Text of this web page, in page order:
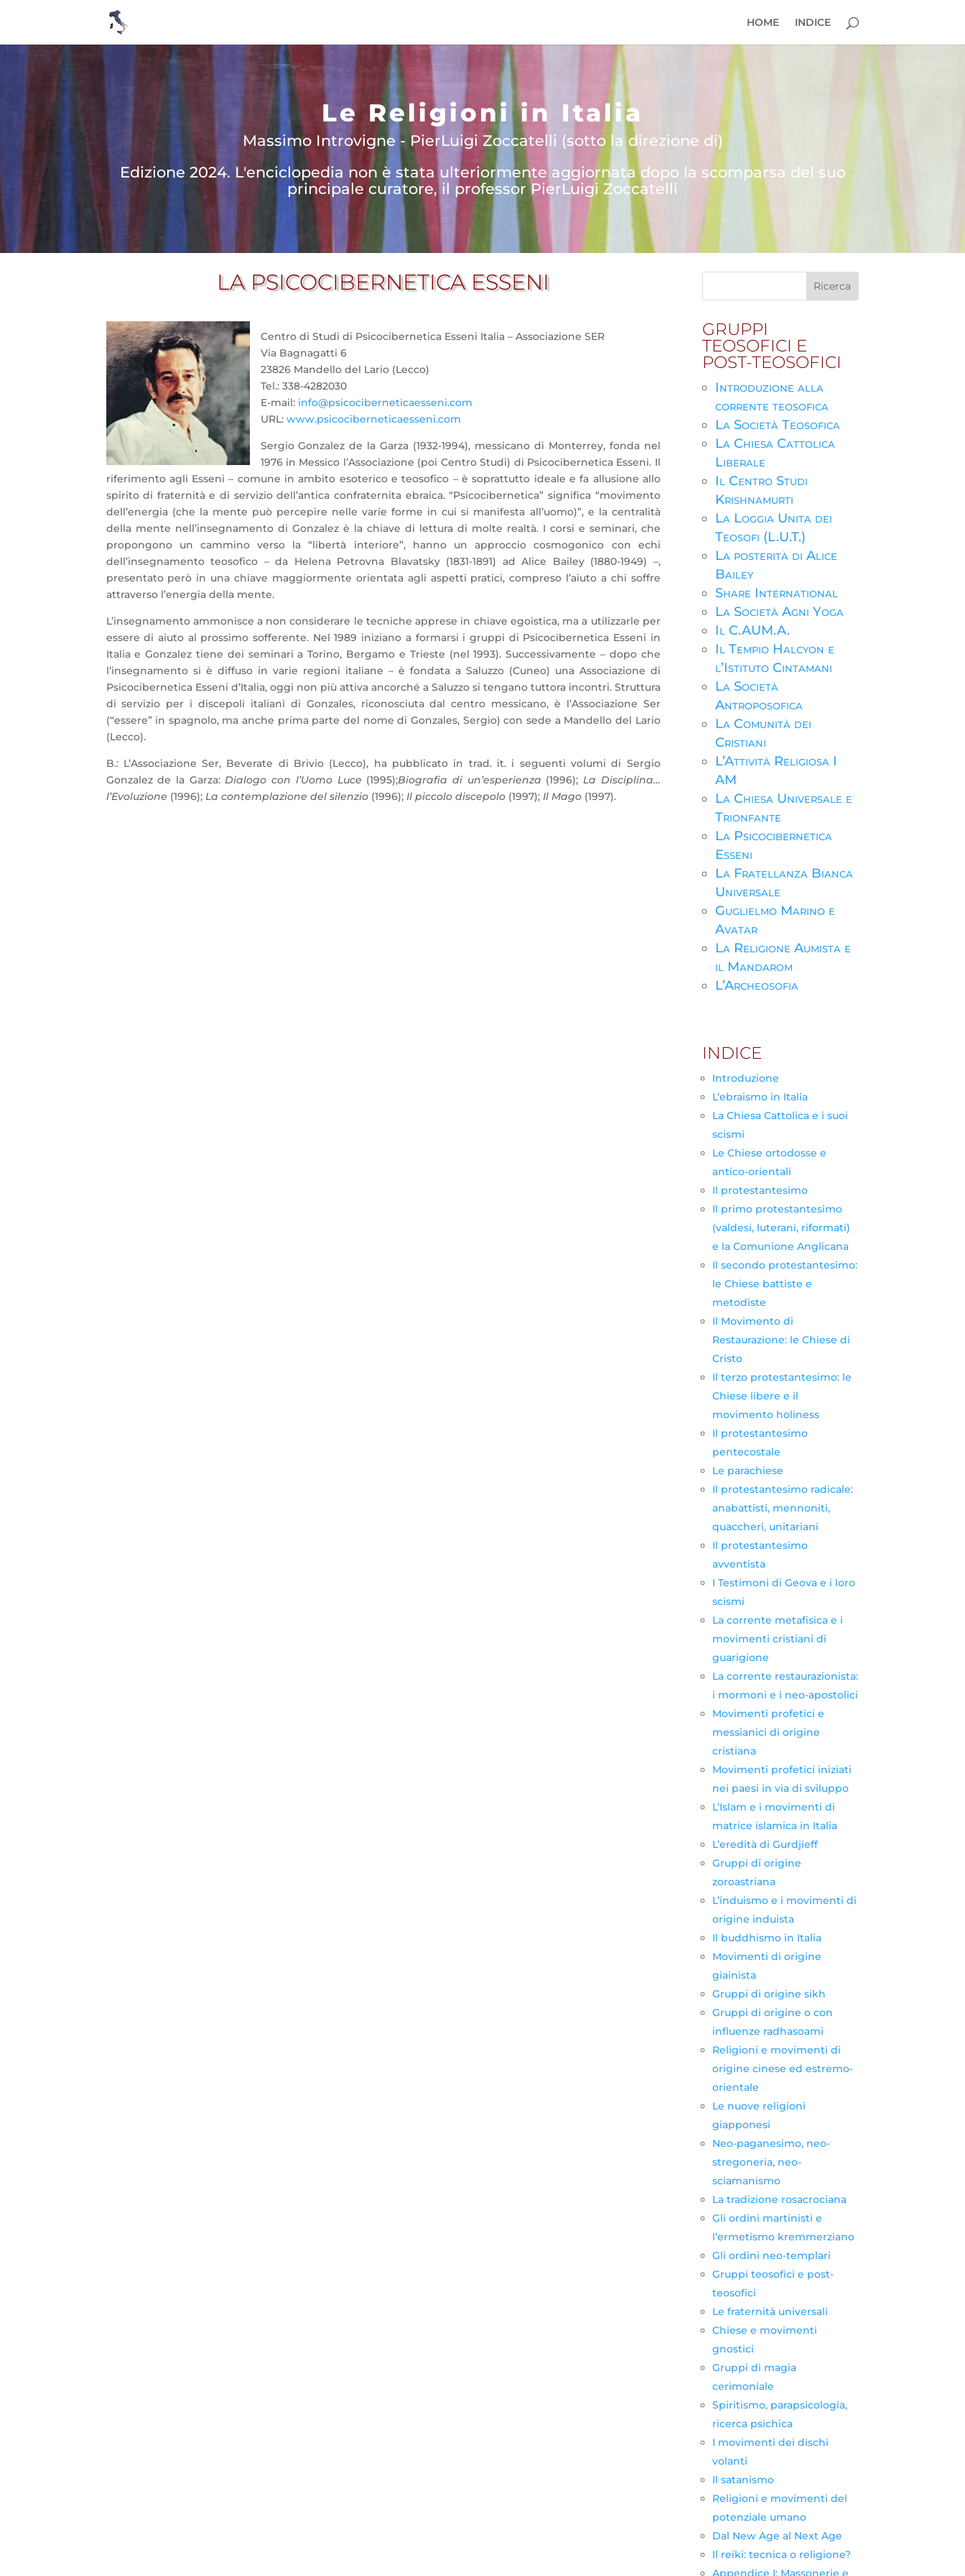
HOME INDICE
Le Religioni in Italia
Massimo Introvigne - PierLuigi Zoccatelli (sotto la direzione di)
Edizione 2024. L'enciclopedia non è stata ulteriormente aggiornata dopo la scomparsa del suo
principale curatore, il professor PierLuigi Zoccatelli
LA PSICOCIBERNETICA ESSENI
Centro di Studi di Psicocibernetica Esseni Italia – Associazione SER
Via Bagnagatti 6
23826 Mandello del Lario (Lecco)
Tel.: 338-4282030
E-mail: info@psicociberneticaesseni.com
URL: www.psicociberneticaesseni.com
Sergio Gonzalez de la Garza (1932-1994), messicano di Monterrey, fonda nel
1976 in Messico l’Associazione (poi Centro Studi) di Psicocibernetica Esseni. Il
riferimento agli Esseni – comune in ambito esoterico e teosofico – è soprattutto ideale e fa allusione allo
spirito di fraternità e di servizio dell’antica confraternita ebraica. “Psicocibernetica” significa “movimento
dell’energia (che la mente può percepire nelle varie forme in cui si manifesta all’uomo)”, e la centralità
della mente nell’insegnamento di Gonzalez è la chiave di lettura di molte realtà. I corsi e seminari, che
propongono un cammino verso la “libertà interiore”, hanno un approccio cosmogonico con echi
dell’insegnamento teosofico – da Helena Petrovna Blavatsky (1831-1891) ad Alice Bailey (1880-1949) –,
presentato però in una chiave maggiormente orientata agli aspetti pratici, compreso l’aiuto a chi soffre
attraverso l’energia della mente.
L’insegnamento ammonisce a non considerare le tecniche apprese in chiave egoistica, ma a utilizzarle per
essere di aiuto al prossimo sofferente. Nel 1989 iniziano a formarsi i gruppi di Psicocibernetica Esseni in
Italia e Gonzalez tiene dei seminari a Torino, Bergamo e Trieste (nel 1993). Successivamente – dopo che
l’insegnamento si è diffuso in varie regioni italiane – è fondata a Saluzzo (Cuneo) una Associazione di
Psicocibernetica Esseni d’Italia, oggi non più attiva ancorché a Saluzzo si tengano tuttora incontri. Struttura
di servizio per i discepoli italiani di Gonzales, riconosciuta dal centro messicano, è l’Associazione Ser
(“essere” in spagnolo, ma anche prima parte del nome di Gonzales, Sergio) con sede a Mandello del Lario
(Lecco).
B.: L’Associazione Ser, Beverate di Brivio (Lecco), ha pubblicato in trad. it. i seguenti volumi di Sergio
Gonzalez de la Garza:Dialogo con l’Uomo Luce (1995);Biografia di un’esperienza (1996);La Disciplina…
l’Evoluzione (1996); La contemplazione del silenzio(1996);Il piccolo discepolo(1997); Il Mago (1997).
GRUPPI
TEOSOFICI E
POST-TEOSOFICI
Introduzione alla
corrente teosofica
La Società Teosofica
La Chiesa Cattolica
Liberale
Il Centro Studi
Krishnamurti
La Loggia Unita dei
Teosofi (L.U.T.)
La posterità di Alice
Bailey
Share International
La Società Agni Yoga
Il C.AUM.A.
Il Tempio Halcyon e
l’Istituto Cintamani
La Società
Antroposofica
La Comunità dei
Cristiani
L’Attività Religiosa I
AM
La Chiesa Universale e
Trionfante
La Psicocibernetica
Esseni
La Fratellanza Bianca
Universale
Guglielmo Marino e
Avatar
La Religione Aumista e
il Mandarom
L’Archeosofia
INDICE
Introduzione
L’ebraismo in Italia
La Chiesa Cattolica e i suoi
scismi
Le Chiese ortodosse e
antico-orientali
Il protestantesimo
Il primo protestantesimo
(valdesi, luterani, riformati)
e la Comunione Anglicana
Il secondo protestantesimo:
le Chiese battiste e
metodiste
Il Movimento di
Restaurazione: le Chiese di
Cristo
Il terzo protestantesimo: le
Chiese libere e il
movimento holiness
Il protestantesimo
pentecostale
Le parachiese
Il protestantesimo radicale:
anabattisti, mennoniti,
quaccheri, unitariani
Il protestantesimo
avventista
I Testimoni di Geova e i loro
scismi
La corrente metafisica e i
movimenti cristiani di
guarigione
La corrente restaurazionista:
i mormoni e i neo-apostolici
Movimenti profetici e
messianici di origine
cristiana
Movimenti profetici iniziati
nei paesi in via di sviluppo
L’Islam e i movimenti di
matrice islamica in Italia
L’eredità di Gurdjieff
Gruppi di origine
zoroastriana
L’induismo e i movimenti di
origine induista
Il buddhismo in Italia
Movimenti di origine
giainista
Gruppi di origine sikh
Gruppi di origine o con
influenze radhasoami
Religioni e movimenti di
origine cinese ed estremo-
orientale
Le nuove religioni
giapponesi
Neo-paganesimo, neo-
stregoneria, neo-
sciamanismo
La tradizione rosacrociana
Gli ordini martinisti e
l’ermetismo kremmerziano
Gli ordini neo-templari
Gruppi teosofici e post-
teosofici
Le fraternità universali
Chiese e movimenti
gnostici
Gruppi di magia
cerimoniale
Spiritismo, parapsicologia,
ricerca psichica
I movimenti dei dischi
volanti
Il satanismo
Religioni e movimenti del
potenziale umano
Dal New Age al Next Age
Il reiki: tecnica o religione?
Appendice I: Massonerie e